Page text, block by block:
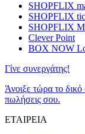
SHOPFLIX
SHOPFLIX
SHOPFLIX
Clever Point
BOX NOW
Γίνε συνεργάτης!
Άνοιξε τώρα το
πωλήσεις σου.
ΕΤΑΙΡΕΙΑ